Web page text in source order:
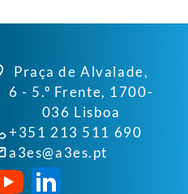
Praça de Alvalade,
6 - 5.º Frente, 1700-
036 Lisboa
+351 213 511 690
a3es@a3es.pt